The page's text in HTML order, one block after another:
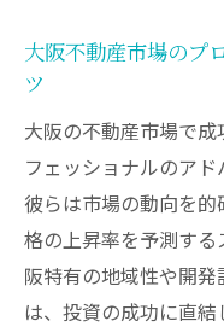
大阪不動産市場のプ
ツ
大阪の不動産市場で
フェッショナルのアド
彼らは市場の動向を
格の上昇率を予測す
阪特有の地域性や開
は、投資の成功に直